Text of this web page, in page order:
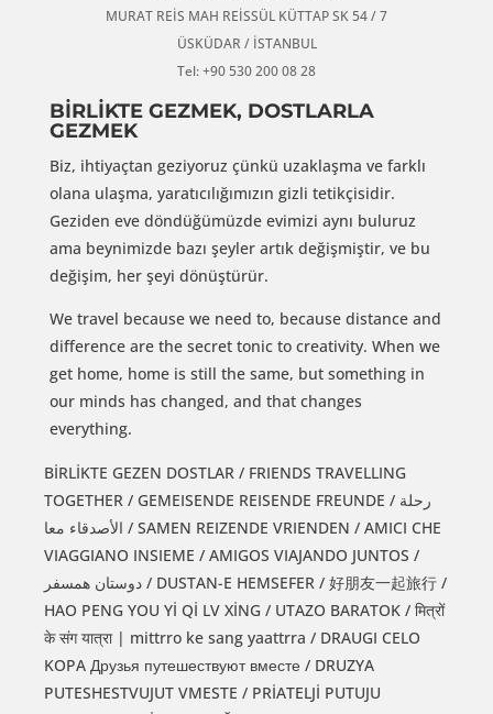
MURAT REİS MAH REİSSÜL KÜTTAP SK 54 / 7
ÜSKÜDAR / İSTANBUL
Tel: +90 530 200 08 28
BİRLİKTE GEZMEK, DOSTLARLA
GEZMEK
Biz, ihtiyaçtan geziyoruz çünkü uzaklaşma ve farklı
olana ulaşma, yaratıcılığımızın gizli tetikçisidir.
Geziden eve döndüğümüzde evimizi aynı buluruz
ama beynimizde bazı şeyler artık değişmiştir, ve bu
değişim, her şeyi dönüştürür.
We travel because we need to, because distance and
difference are the secret tonic to creativity. When we
get home, home is still the same, but something in
our minds has changed, and that changes
everything.
BİRLİKTE GEZEN DOSTLAR / FRIENDS TRAVELLING
TOGETHER / GEMEISENDE REISENDE FREUNDE / رحلة
الأصدقاء معا / SAMEN REIZENDE VRIENDEN / AMICI CHE
VIAGGIANO INSIEME / AMIGOS VIAJANDO JUNTOS /
دوستان همسفر / DUSTAN-E HEMSEFER / 好朋友一起旅行 /
HAO PENG YOU Yİ Qİ LV XİNG / UTAZO BARATOK / मित्रों
के संग यात्रा | mittrro ke sang yaattrra / DRAUGI CELO
KOPA Друзья путешествуют вместе / DRUZYA
PUTESHESTVUJUT VMESTE / PRİATELJİ PUTUJU